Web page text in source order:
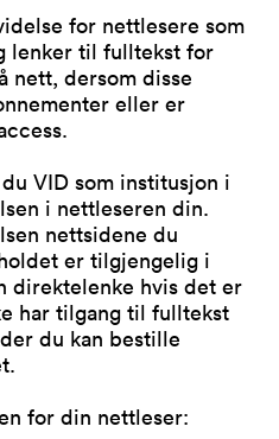
for nettlesere som
lenker til fulltekst for
nett, dersom disse
eller er
VID som institusjon i
i nettleseren din.
nettsidene du
er tilgjengelig i
direktelenke hvis det er
har tilgang til fulltekst
du kan bestille
for din nettleser: